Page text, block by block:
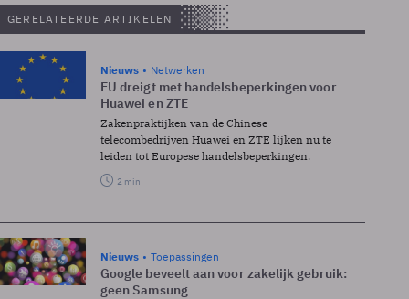
GERELATEERDE ARTIKELEN
Nieuws Netwerken
EU dreigt met handelsbeperkingen voor
Huawei en ZTE
Zakenpraktijken van de Chinese
telecombedrijven Huawei en ZTE lijken nu te
leiden tot Europese handelsbeperkingen.
2 min
Nieuws Toepassingen
Google beveelt aan voor zakelijk gebruik:
geen Samsung